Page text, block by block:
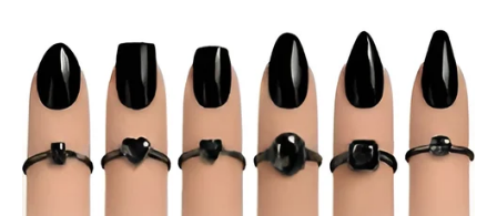
U ljubavi, partner pokazuje ozbiljnost. Slobodni Lavovi
mogu upoznati osobu koja je stabilna i jaka.
Poruka: Vreme je da zauzmeš mesto koje ti pripada.
Devica – KARTA: NEPRIJATELJ